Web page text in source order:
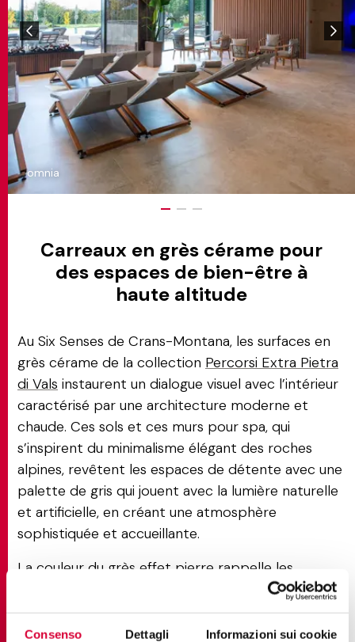
Consenso Dettagli Informazioni sui cookie
omnia
Carreaux en grès cérame pour
des espaces de bien-être à
haute altitude
Au Six Senses de Crans-Montana, les surfaces en
grès cérame de la collection Percorsi Extra Pietra
di Vals instaurent un dialogue visuel avec l’intérieur
caractérisé par une architecture moderne et
chaude. Ces sols et ces murs pour spa, qui
s’inspirent du minimalisme élégant des roches
alpines, revêtent les espaces de détente avec une
palette de gris qui jouent avec la lumière naturelle
et artificielle, en créant une atmosphère
sophistiquée et accueillante.
La couleur du grès effet pierre rappelle les
quartzites typiques de ces montagnes.
L’association de ces carreaux, dans différents
formats pour les revêtements de la zone autour